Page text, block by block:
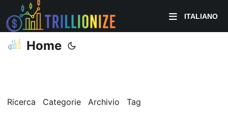
ITALIANO
Home
Ricerca Categorie Archivio Tag